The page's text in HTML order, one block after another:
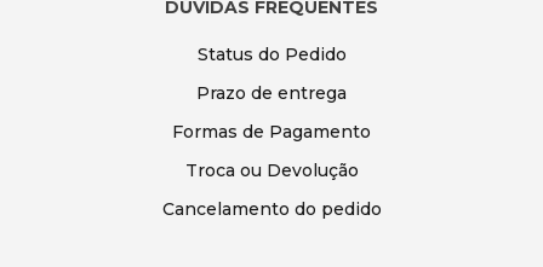
DÚVIDAS FREQUENTES
Status do Pedido
Prazo de entrega
Formas de Pagamento
Troca ou Devolução
Cancelamento do pedido